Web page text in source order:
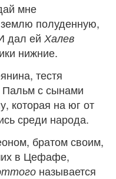
мне
полуденную,
дал ей Халев
нижние.
тестя
с сынами
которая на юг от
среди народа.
братом своим,
в Цефафе,
называется